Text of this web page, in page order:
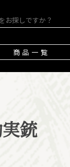
商品一覧
銃